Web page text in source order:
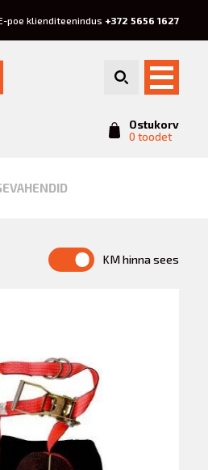
poe klienditeenindus +372 5656 1627
Ostukorv
0 toodet
KM hinna sees